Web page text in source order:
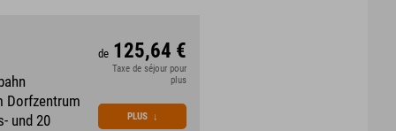
Dorfzentrum
und 20
de 125,64 €
Taxe de séjour pour
plus
PLUS ↓